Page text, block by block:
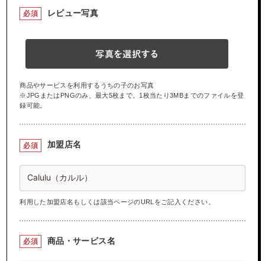
必須 レビュー写真
写真を選択する
商品やサービスを利用するうちの子のお写真
※JPGまたはPNGのみ、最大5枚まで。1枚当たり3MBまでのファイルを登
録可能。
必須 加盟店名
利用した加盟店名もしくは該当ページのURLをご記入ください。
必須 商品・サービス名